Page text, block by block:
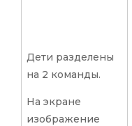
Дети разделены
на 2 команды.
На экране
изображение